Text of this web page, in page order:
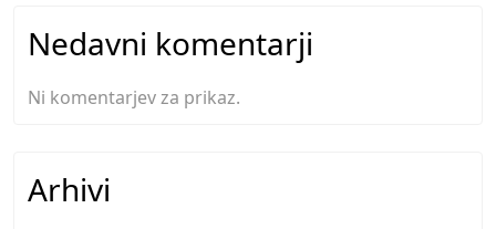
Nedavni komentarji
Ni komentarjev za prikaz.
Arhivi